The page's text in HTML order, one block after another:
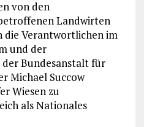
von den
Landwirten
Verantwortlichen im
und der
der Bundesanstalt für
Michael Succow
Wiesen zu
als Nationales